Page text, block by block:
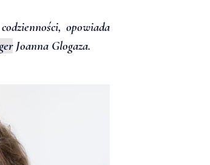
opowiada
Joanna Glogaza.